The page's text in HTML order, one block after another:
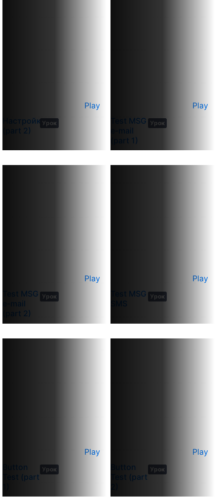
Настройка
(part 2)
Урок
Play
Test MSG
e-mail
(part 1)
Урок
Play
Test MSG
e-mail
(part 2)
Урок
Play
Test MSG
SMS
Урок
Play
Button
Test (part
Урок
Play
Button
Test (part
Урок
Play